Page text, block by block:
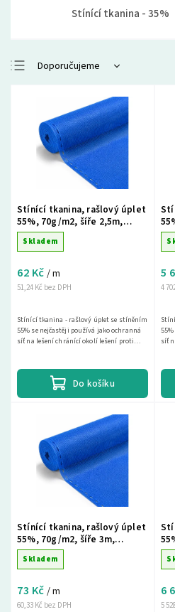
Stínící tkanina - 35%
Doporučujeme
Nejdražší
Nejprodávanější
Abecedně
Stínící tkanina, rašlový úplet
55%, 70g/m2, šíře 2,5m,
metráž - Modrá
Skladem
51,24 Kč bez DPH
62 Kč / m
Do košíku
Stínící tkanina - rašlový úplet se stíněním
55% se nejčastěji používá jako ochranná
síť na lešení chránící okolí lešení proti
4
5
síť
Stínící tkanina, rašlový úplet
55%, 70g/m2, šíře 3m,
metráž - Modrá
Skladem
60,33 Kč bez DPH
73 Kč / m
5
6